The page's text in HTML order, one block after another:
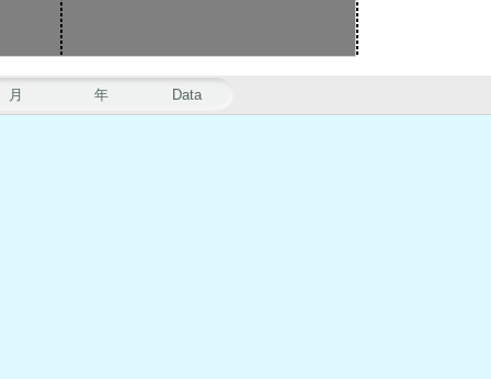
月 年 Data